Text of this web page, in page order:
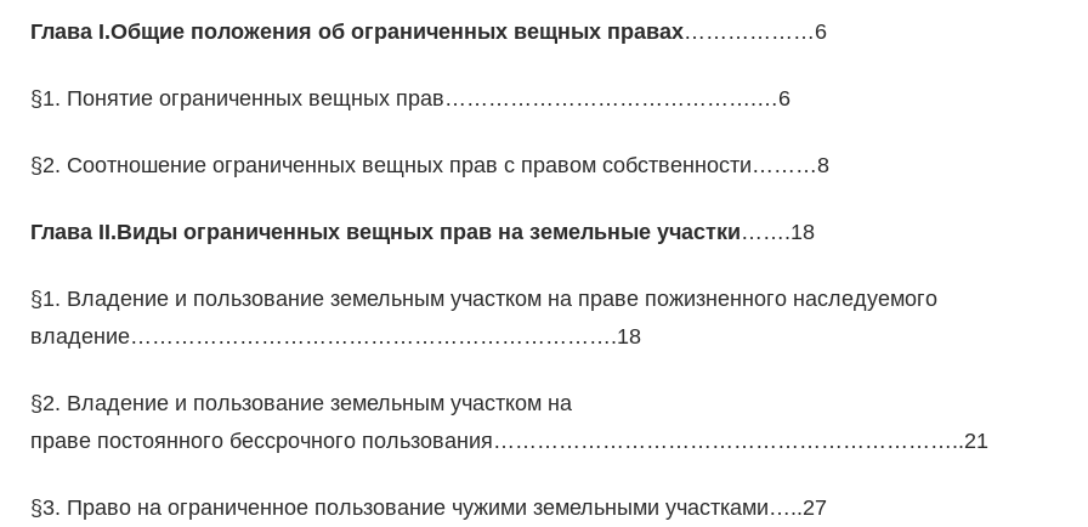
Глава I.Общие положения об ограниченных вещных правах………………6
§1. Понятие ограниченных вещных прав…………………………………….…6
§2. Соотношение ограниченных вещных прав с правом собственности………8
Глава II.Виды ограниченных вещных прав на земельные участки…….18
§1. Владение и пользование земельным участком на праве пожизненного наследуемого
владение………………………………………………………….18
§2. Владение и пользование земельным участком на
праве постоянного бессрочного пользования………………………………………………………..21
§3. Право на ограниченное пользование чужими земельными участками…..27